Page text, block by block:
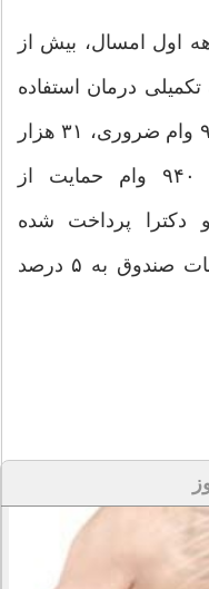
خدمات رفاهی، در ۶ ماهه اول امسال، بیش از
از بیمه تکمیلی درمان استفاده
کرده‌اند. همچنین، ۱۴۳ هزار و ۹۹۵ وام ضروری، ۳۱ هزار
و ۳۳ وام ازدواج فرزندان و ۹۴۰ وام حمایت از
و دکترا پرداخت شده
است. در مجموع، نرخ نفوذ خدمات صندوق به ۵ درصد